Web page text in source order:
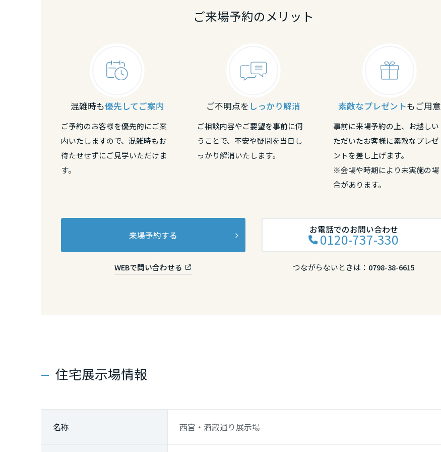
ご来場予約のメリット
混雑時も優先してご案内
ご予約のお客様を優先的にご案
内いたしますので、混雑時もお
待たせせずにご見学いただけま
す。
ご不明点を しっかり解消
ご相談内容やご要望を事前に伺
うことで、不安や疑問を当日し
っかり解消いたします。
素敵なプレゼントもご用意
事前に来場予約の上、お越しい
ただいたお客様に素敵なプレゼ
ントを差し上げます。
※会場や時期により未実施の場
合があります。
来場予約する
WEBで問い合わせる
お電話でのお問い合わせ
0120-737-330
つながらないときは： 0798-38-6615
住宅展示場情報
名称 西宮・酒蔵通り展示場
九州エリア
福岡県
佐賀県
大分県